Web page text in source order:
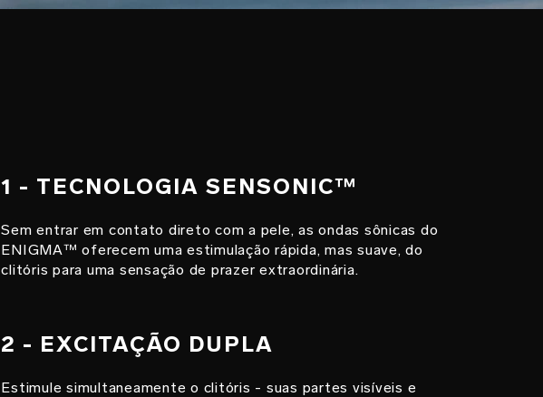
1 - TECNOLOGIA SENSONIC™
Sem entrar em contato direto com a pele, as ondas sônicas do
ENIGMA™ oferecem uma estimulação rápida, mas suave, do
clitóris para uma sensação de prazer extraordinária.
2 - EXCITAÇÃO DUPLA
Estimule simultaneamente o clitóris - suas partes visíveis e